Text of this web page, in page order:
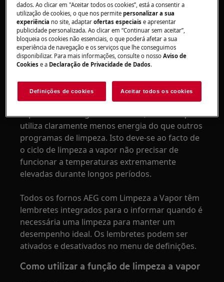
os resíduos, facilitando a limpeza do forno.
Existem dois programas diferentes de limpeza a
vapor, consoante as suas necessidades –
limpeza ligeira ou limpeza mais intensiva.
Fazer limpezas a vapor com regularidade é uma
forno, pois ajuda a remover salpicos de comida
da superfície interna. Além disso, a limpeza a
vapor é mais amiga do ambiente, uma vez que
utiliza claramente menos energia do que outros
programas de limpeza. Isto deve‑se ao facto de
o ciclo de limpeza a vapor não precisar de
funcionar a temperaturas extremamente
elevadas durante longos períodos.
Todos os fornos AEG com Limpeza a Vapor têm
lembretes integrados para o informar quando é
necessária uma limpeza para manter um
desempenho ideal. Os lembretes podem ser
ativados e desativados no menu de definições.
Como utilizar a função de limpeza a vapor
dados. Ao clicar em "Aceitar todos os cookies”, está a consentir a
utilização de cookies, o que nos permitepersonalizar a sua
experiência no site, adaptarofertas especiaise apresentar
publicidade personalizada. Ao clicar em “Continuar sem aceitar”,
bloqueia os cookies não essenciais, o que poderá afetar a sua
experiência de navegação e os serviços que lhe conseguimos
disponibilizar. Para mais informações, consulte o nossoAviso de
Cookiese a Declaração de Privacidade de Dados.
Definições de cookies Aceitar todos os cookies